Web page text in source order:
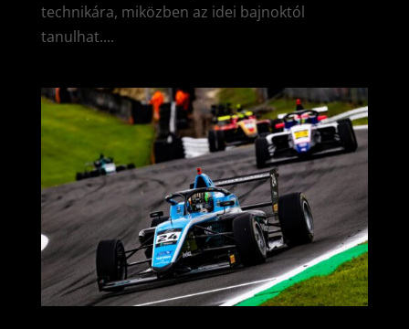
technikára, miközben az idei bajnoktól
tanulhat....